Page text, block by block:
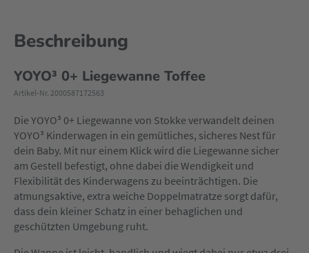
Beschreibung
YOYO³ 0+ Liegewanne Toffee
Artikel-Nr. 2000587172563
Die YOYO³ 0+ Liegewanne von Stokke verwandelt deinen
YOYO³ Kinderwagen in ein gemütliches, sicheres Nest für
dein Baby. Mit nur einem Klick wird die Liegewanne sicher
am Gestell befestigt, ohne dabei die Wendigkeit und
Flexibilität des Kinderwagens zu beeinträchtigen. Die
atmungsaktive, extra weiche Doppelmatratze sorgt dafür,
dass dein kleiner Schatz in einer behaglichen und
geschützten Umgebung ruht.